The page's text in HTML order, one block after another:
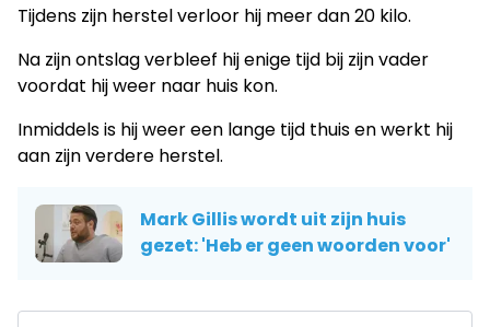
Tijdens zijn herstel verloor hij meer dan 20 kilo.
Na zijn ontslag verbleef hij enige tijd bij zijn vader
voordat hij weer naar huis kon.
Inmiddels is hij weer een lange tijd thuis en werkt hij
aan zijn verdere herstel.
Mark Gillis wordt uit zijn huis
gezet: 'Heb er geen woorden voor'